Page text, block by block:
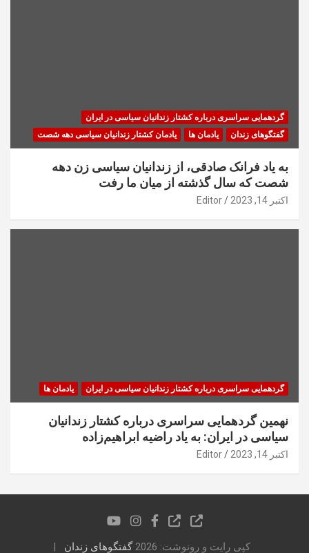
گردهمایی سراسری درباره کشتار زندانیان سیاسی در ایران
گفتگوهای زندان
یادمان ها یادمان کشتار زندانیان سیاسی دهه شصت
به یاد فرانک صادقی، از زندانیان سیاسی زن دهه
شصت که سال گذشته از میان ما رفت
اکتبر 14, 2023 Editor
گردهمایی سراسری درباره کشتار زندانیان سیاسی در ایران یادمان ها
نهمین گردهمایی سراسری درباره کشتار زندانیان
سیاسی در ایران: به یاد راضیه ابراهیم‌زاده
اکتبر 14, 2023 Editor
کپی رایت و رونوشت: 2026 گفتگوهای زندان